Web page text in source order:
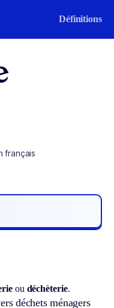
Définitions
français
ou déchèterie.
déchets ménagers